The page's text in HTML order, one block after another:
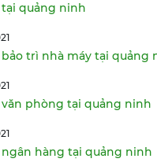
quảng ninh
trì nhà máy tại quảng
phòng tại quảng ninh
hàng tại quảng ninh